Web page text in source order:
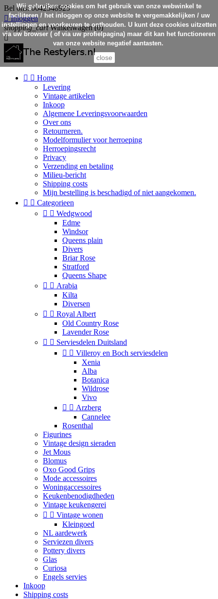
Bel ons:0642548925
 Inloggen
shopping_cart Winkelwagen (0)

  Home
Levering
Vintage artikelen
Inkoop
Algemene Leveringsvoorwaarden
Over ons
Retourneren.
Modelformulier voor herroeping
Herroepingsrecht
Privacy
Verzending en betaling
Milieu-bericht
Shipping costs
Mijn bestelling is beschadigd of niet aangekomen.
  Categorieen
  Wedgwood
Edme
Windsor
Queens plain
Divers
Briar Rose
Stratford
Queens Shape
  Arabia
Kilta
Diversen
  Royal Albert
Old Country Rose
Lavender Rose
  Serviesdelen Duitsland
  Villeroy en Boch serviesdelen
Xenia
Alba
Botanica
Wildrose
Vivo
  Arzberg
Cannelee
Rosenthal
Figurines
Vintage design sieraden
Jet Mous
Blomus
Oxo Good Grips
Mode accessoires
Woningaccessoires
Keukenbenodigdheden
Vintage keukengerei
  Vintage wonen
Kleingoed
NL aardewerk
Serviezen divers
Pottery divers
Glas
Curiosa
Engels servies
Inkoop
Shipping costs
Wij gebruiken cookies om het gebruik van onze webwinkel te
faciliteren / het inloggen op onze website te vergemakkelijken / uw
instellingen en voorkeuren te onthouden. U kunt deze cookies uitzetten
via uw browser ( of via uw profielpagina) maar dit kan het functioneren
van onze website negatief aantasten.
close